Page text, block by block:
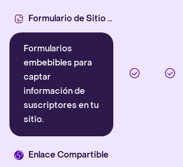
Formulario de Sitio Web
Formularios
embebibles para
captar
información de
suscriptores en tu
sitio.
Enlace Compartible